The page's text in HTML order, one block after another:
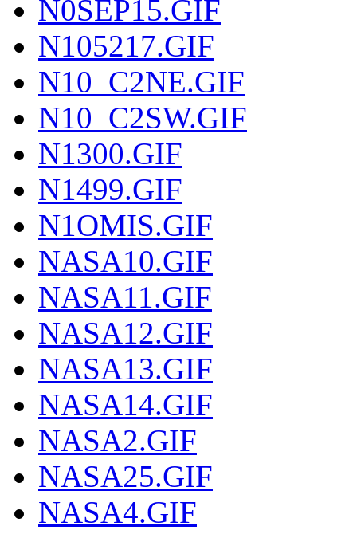
N0SEP15.GIF
N105217.GIF
N10_C2NE.GIF
N10_C2SW.GIF
N1300.GIF
N1499.GIF
N1OMIS.GIF
NASA10.GIF
NASA11.GIF
NASA12.GIF
NASA13.GIF
NASA14.GIF
NASA2.GIF
NASA25.GIF
NASA4.GIF